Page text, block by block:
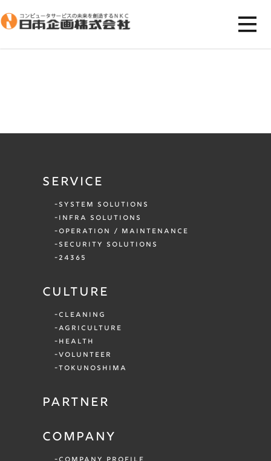
SERVICE
SYSTEM SOLUTIONS
INFRA SOLUTIONS
OPERATION / MAINTENANCE
SECURITY SOLUTIONS
24365
CULTURE
CLEANING
AGRICULTURE
HEALTH
VOLUNTEER
TOKUNOSHIMA
PARTNER
COMPANY